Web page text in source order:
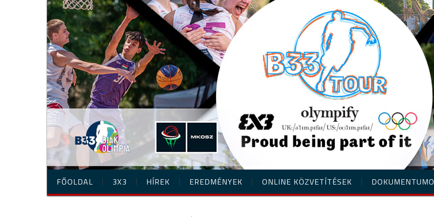
FŐOLDAL 3X3 HÍREK EREDMÉNYEK ONLINE KÖZVETÍTÉSEK